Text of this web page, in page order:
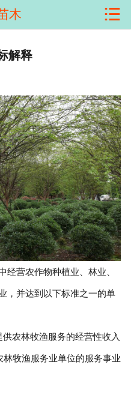
新闻资讯
客户案例
科普知识
荣誉资质
在线留言
联系我们
木 
解释
营农作物种植业、林业、
，并达到以下标准之一的单
农林牧渔服务的经营性收入
牧渔服务业单位的服务事业